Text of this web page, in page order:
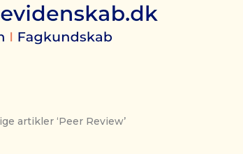
artikler ‘Peer Review’